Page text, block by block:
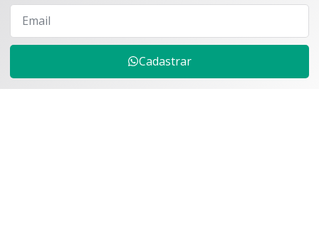
Cadastrar